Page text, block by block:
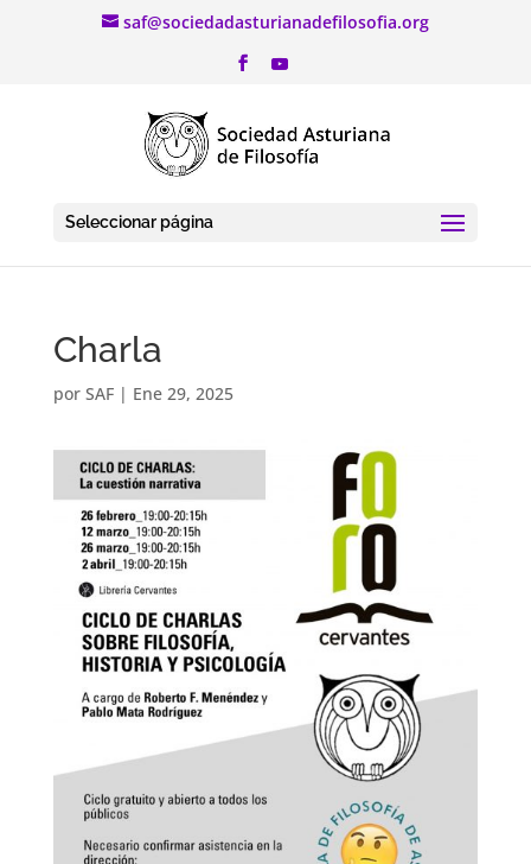
saf@sociedadasturianadefilosofia.org
Seleccionar página
Charla
por SAF| Ene 29, 2025